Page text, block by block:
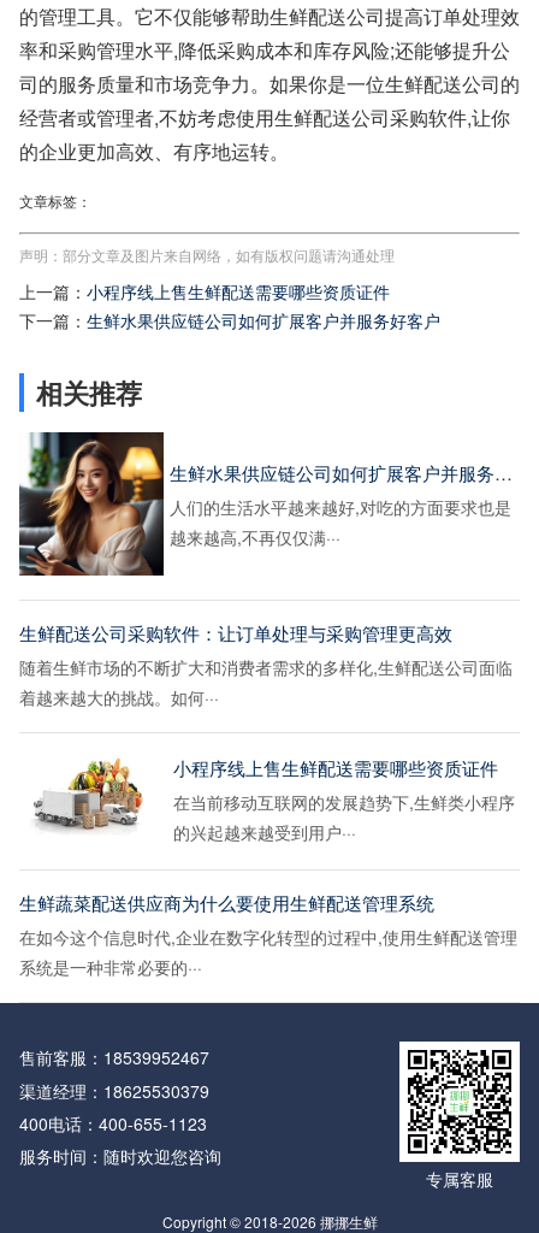
的管理工具。它不仅能够帮助生鲜配送公司提高订单处理效
率和采购管理水平,降低采购成本和库存风险;还能够提升公
司的服务质量和市场竞争力。如果你是一位生鲜配送公司的
经营者或管理者,不妨考虑使用生鲜配送公司采购软件,让你
的企业更加高效、有序地运转。
文章标签：
声明：部分文章及图片来自网络，如有版权问题请沟通处理
上一篇： 小程序线上售生鲜配送需要哪些资质证件
下一篇： 生鲜水果供应链公司如何扩展客户并服务好客户
相关推荐
生鲜水果供应链公司如何扩展客户并服务好客户
人们的生活水平越来越好,对吃的方面要求也是
越来越高,不再仅仅满···
生鲜配送公司采购软件：让订单处理与采购管理更高效
随着生鲜市场的不断扩大和消费者需求的多样化,生鲜配送公司面临
着越来越大的挑战。如何···
小程序线上售生鲜配送需要哪些资质证件
在当前移动互联网的发展趋势下,生鲜类小程序
的兴起越来越受到用户···
生鲜蔬菜配送供应商为什么要使用生鲜配送管理系统
在如今这个信息时代,企业在数字化转型的过程中,使用生鲜配送管理
系统是一种非常必要的···
售前客服： 18539952467
渠道经理： 18625530379
400电话： 400-655-1123
服务时间：随时欢迎您咨询
专属客服
Copyright © 2018-2026 挪挪生鲜